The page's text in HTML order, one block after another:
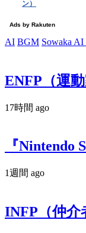
AI BGM Sowaka AI
ENFP（運
17時間 ago
『
1週間 ago
INFP（仲